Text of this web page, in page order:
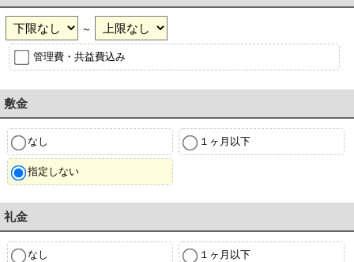
～
管理費・共益費込み
敷金
なし １ヶ月以下
指定しない
礼金
なし １ヶ月以下